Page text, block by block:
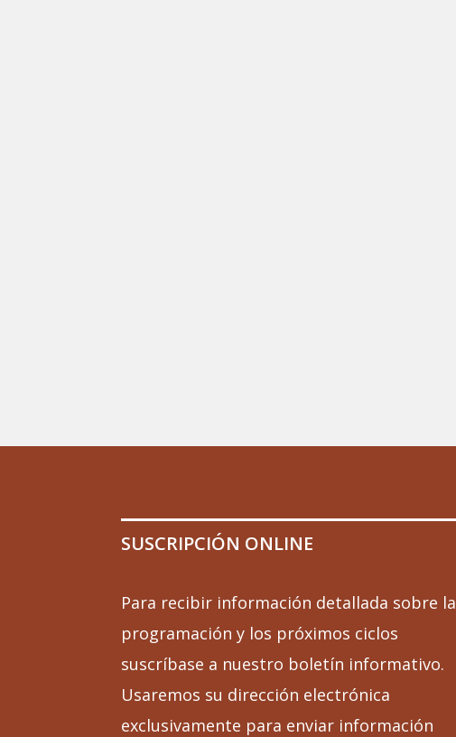
SUSCRIPCIÓN ONLINE
Para recibir información detallada sobre la
programación y los próximos ciclos
suscríbase a nuestro boletín informativo.
Usaremos su dirección electrónica
exclusivamente para enviar información